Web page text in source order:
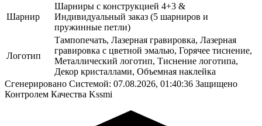
Шарнир
Шарниры с конструкцией 4+3 &
Индивидуальный заказ (5 шарниров и
пружинные петли)
Логотип
Тампопечать, Лазерная гравировка, Лазерная
гравировка с цветной эмалью, Горячее тиснение,
Металлический логотип, Тиснение логотипа,
Декор кристаллами, Объемная наклейка
Сгенерировано Системой: 07.08.2026, 01:40:36 Защищено
Контролем Качества Kssmi